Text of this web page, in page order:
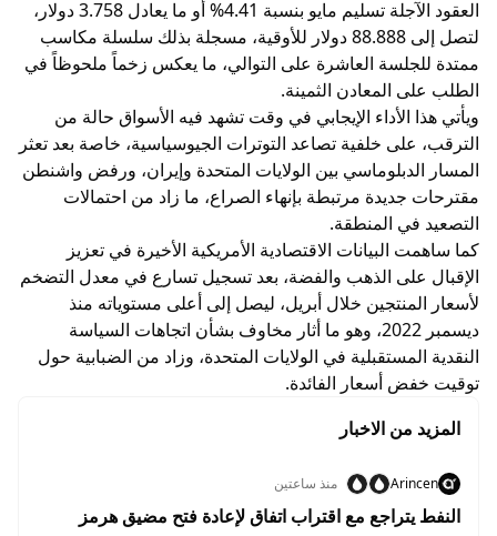
العقود الآجلة تسليم مايو بنسبة 4.41% أو ما يعادل 3.758 دولار،
لتصل إلى 88.888 دولار للأوقية، مسجلة بذلك سلسلة مكاسب
ممتدة للجلسة العاشرة على التوالي، ما يعكس زخماً ملحوظاً في
الطلب على المعادن الثمينة.
ويأتي هذا الأداء الإيجابي في وقت تشهد فيه الأسواق حالة من
الترقب، على خلفية تصاعد التوترات الجيوسياسية، خاصة بعد تعثر
المسار الدبلوماسي بين الولايات المتحدة وإيران، ورفض واشنطن
مقترحات جديدة مرتبطة بإنهاء الصراع، ما زاد من احتمالات
التصعيد في المنطقة.
كما ساهمت البيانات الاقتصادية الأمريكية الأخيرة في تعزيز
الإقبال على الذهب والفضة، بعد تسجيل تسارع في معدل التضخم
لأسعار المنتجين خلال أبريل، ليصل إلى أعلى مستوياته منذ
ديسمبر 2022، وهو ما أثار مخاوف بشأن اتجاهات السياسة
النقدية المستقبلية في الولايات المتحدة، وزاد من الضبابية حول
توقيت خفض أسعار الفائدة.
المزيد من الاخبار
Arincen منذ ساعتين
النفط يتراجع مع اقتراب اتفاق لإعادة فتح مضيق هرمز